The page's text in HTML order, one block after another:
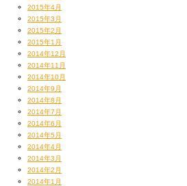
トル。
１分以内の１ムーブパフォーマンスで各ブロッ
■決勝
２回戦で選出された２名によるバトル
決勝のみ、 １分以内の2ムーブパフォーマンス
2015年4月
2015年3月
2015年2月
2015年1月
2014年12月
2014年11月
2014年10月
2014年9月
2014年8月
2014年7月
2014年6月
2014年5月
2014年4月
2014年3月
2014年2月
2014年1月